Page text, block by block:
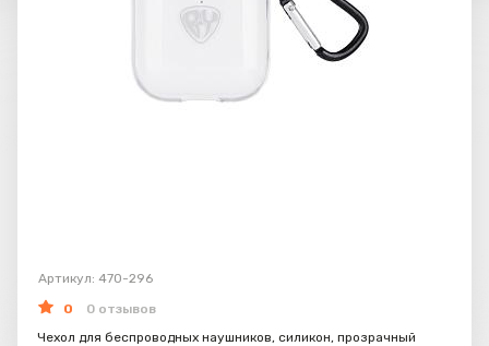
Артикул: 470-296
0
0 отзывов
Чехол для беспроводных наушников, силикон, прозрачный